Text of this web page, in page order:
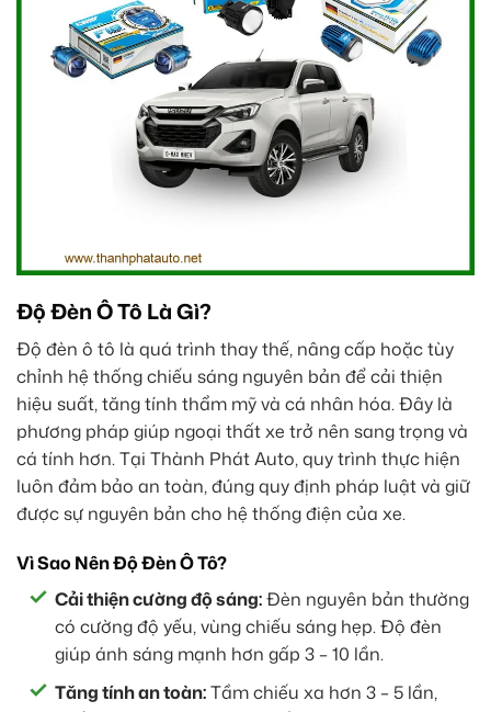
Độ Đèn Ô Tô Là Gì?
Độ đèn ô tô là quá trình thay thế, nâng cấp hoặc tùy
chỉnh hệ thống chiếu sáng nguyên bản để cải thiện
hiệu suất, tăng tính thẩm mỹ và cá nhân hóa. Đây là
phương pháp giúp ngoại thất xe trở nên sang trọng và
cá tính hơn. Tại Thành Phát Auto, quy trình thực hiện
luôn đảm bảo an toàn, đúng quy định pháp luật và giữ
được sự nguyên bản cho hệ thống điện của xe.
Vì Sao Nên Độ Đèn Ô Tô?
Cải thiện cường độ sáng:Đèn nguyên bản thường
có cường độ yếu, vùng chiếu sáng hẹp. Độ đèn
giúp ánh sáng mạnh hơn gấp 3 – 10 lần.
Tăng tính an toàn:Tầm chiếu xa hơn 3 – 5 lần,